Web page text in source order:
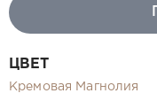
ЦВЕТ
Кремовая Магнолия